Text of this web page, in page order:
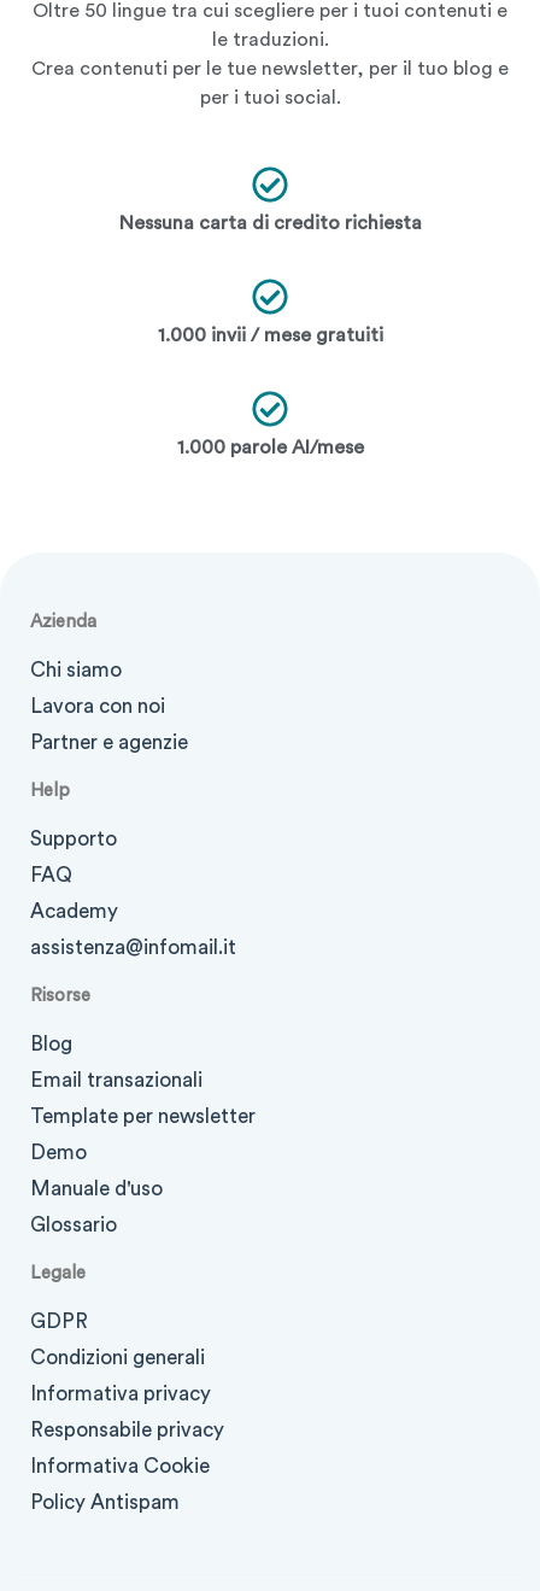
Oltre 50 lingue tra cui scegliere per i tuoi contenuti e
le traduzioni.
Crea contenuti per le tue newsletter, per il tuo blog e
per i tuoi social.
Nessuna carta di credito richiesta
1.000 invii / mese gratuiti
1.000 parole AI/mese
Azienda
Chi siamo
Lavora con noi
Partner e agenzie
Help
Supporto
FAQ
Academy
assistenza@infomail.it
Risorse
Blog
Email transazionali
Template per newsletter
Demo
Manuale d'uso
Glossario
Legale
GDPR
Condizioni generali
Informativa privacy
Responsabile privacy
Informativa Cookie
Policy Antispam